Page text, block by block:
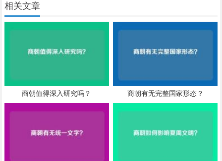
相关文章
商朝值得深入研究吗？ 商朝有无完整国家形态？